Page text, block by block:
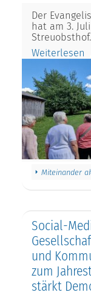
Der
hat am 3.
Weiterlesen
Miteinander
Social-
und
zum
stärkt